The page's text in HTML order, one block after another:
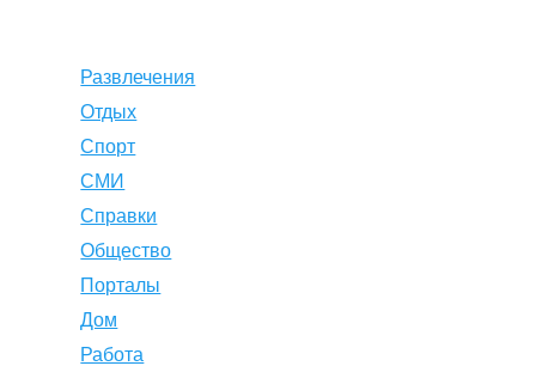
Развлечения
Отдых
Спорт
СМИ
Справки
Общество
Порталы
Дом
Работа